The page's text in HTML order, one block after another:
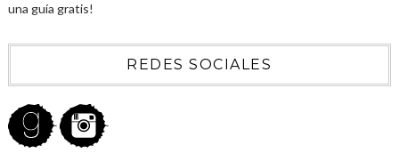
una guía gratis!
REDES SOCIALES